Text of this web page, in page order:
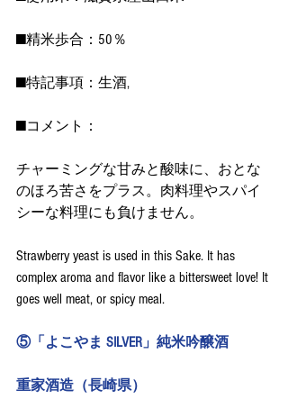
■精米歩合：50％
■特記事項：生酒,
■コメント：
チャーミングな甘みと酸味に、おとな
のほろ苦さをプラス。肉料理やスパイ
シーな料理にも負けません。
Strawberry yeast is used in this Sake. It has
complex aroma and flavor like a bittersweet love! It
goes well meat, or spicy meal.
⑤「よこやま SILVER」純米吟醸酒
重家酒造（長崎県）